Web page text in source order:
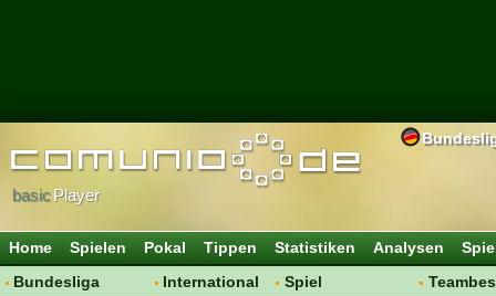
basicPlayer
Home Spielen Pokal Tippen Statistiken Analysen
Bundesliga
International
Spiel